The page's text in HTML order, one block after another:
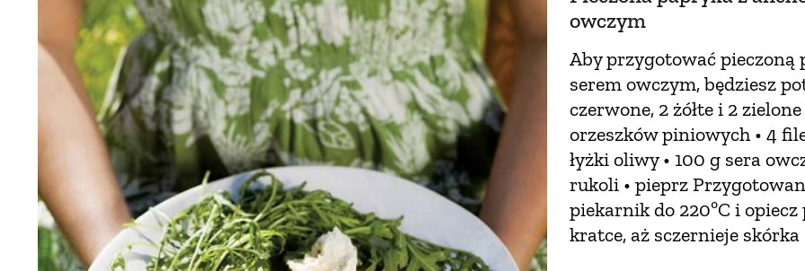
owczym
Aby przygotować pieczoną
serem owczym, będziesz
czerwone, 2 żółte i 2
orzeszków piniowych • 4
łyżki oliwy • 100 g sera
rukoli • pieprz
piekarnik do 220ºC i opiecz
kratce, aż sczernieje skórka
DLA DOMU EKO ŻYCIE PRZYRODA
ZWIERZĘTA W NATURZE GRZYBY KRAJOBRAZ
ZWYCZAJE ZRÓB TO SAM PRZEPISY ŚNIADANIA
DANIA GŁÓWNE CIASTA I DESERY DODATKI